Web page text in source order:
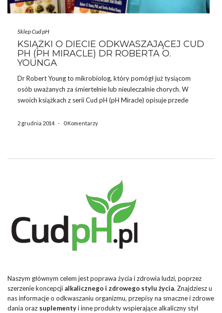
Sklep Cud pH
KSIĄŻKI O DIECIE ODKWASZAJĄCEJ CUD
PH (PH MIRACLE) DR ROBERTA O.
YOUNGA
Dr Robert Young to mikrobiolog, który pomógł już tysiącom
osób uważanych za śmiertelnie lub nieuleczalnie chorych. W
swoich książkach z serii Cud pH (pH Miracle) opisuje przede
innowacyjnego sposobu leczenia – odkwaszania organizmu.
2 grudnia 2014 - 0 Komentarzy
Naszym głównym celem jest poprawa życia i zdrowia ludzi, poprzez
szerzenie koncepcji alkalicznego i zdrowego stylu życia. Znajdziesz u
nas informacje o odkwaszaniu organizmu, przepisy na smaczne i zdrowe
dania oraz suplementyi inne produkty wspierające alkaliczny styl